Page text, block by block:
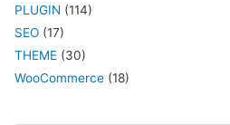
PLUGIN (114)
SEO (17)
THEME (30)
WooCommerce (18)